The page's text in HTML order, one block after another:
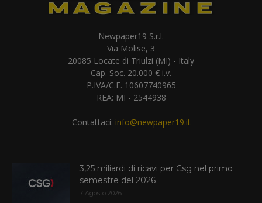
Newpaper19 S.r.l.
Via Molise, 3
20085 Locate di Triulzi (MI) - Italy
Cap. Soc. 20.000 € i.v.
P.IVA/C.F. 10607740965
REA: MI - 2544938
Contattaci: info@newpaper19.it
3,25 miliardi di ricavi per Csg nel primo
semestre del 2026
7 Agosto 2026